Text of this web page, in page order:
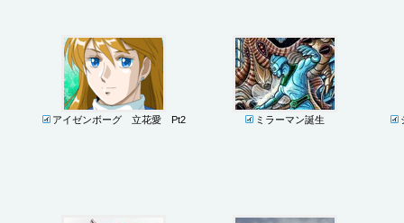
アイゼンボーグ 立花愛 Pt2 ミラーマン誕生